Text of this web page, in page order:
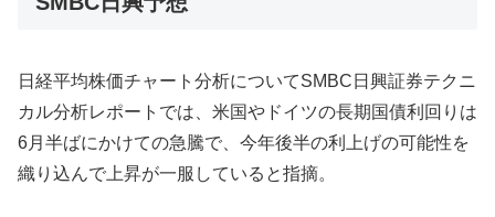
日経平均株価チャート分析についてSMBC日興証券テクニ
カル分析レポートでは、米国やドイツの長期国債利回りは
6月半ばにかけての急騰で、今年後半の利上げの可能性を
織り込んで上昇が一服していると指摘。